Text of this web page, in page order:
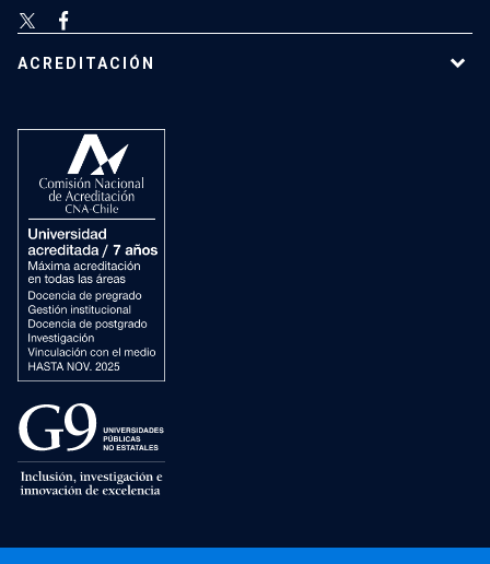
ACREDITACIÓN